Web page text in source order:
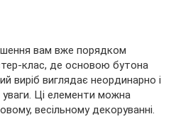
вам вже порядком
клас, де основою бутона
виріб виглядає неординарно і
Ці елементи можна
весільному декоруванні.